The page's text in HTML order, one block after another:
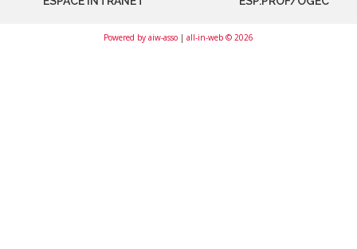
Powered by aiw-asso | all-in-web © 2026